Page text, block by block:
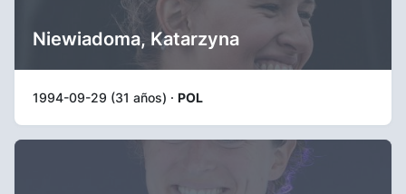
Niewiadoma, Katarzyna
1994-09-29 (31 años) · POL